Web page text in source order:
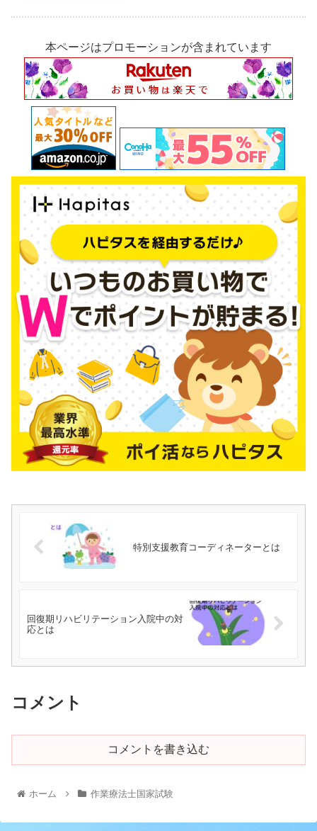
本ページはプロモーションが含まれています
特別支援教育コーディネーターとは
回復期リハビリテーション入院中の対
応とは
コメント
コメントを書き込む
ホーム 作業療法士国家試験